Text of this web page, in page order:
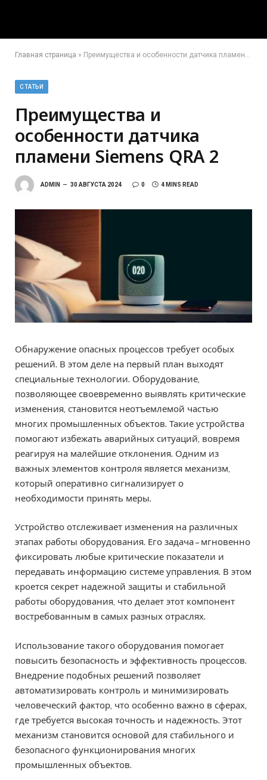
Главная страница » Преимущества и особенности датчика пламени Siemens QRA 2
СТАТЬИ
Преимущества и
особенности датчика
пламени Siemens QRA 2
ADMIN 30 АВГУСТА 2024 0 4 MINS READ
Обнаружение опасных процессов требует особых
решений. В этом деле на первый план выходят
специальные технологии. Оборудование,
позволяющее своевременно выявлять критические
изменения, становится неотъемлемой частью
многих промышленных объектов. Такие устройства
помогают избежать аварийных ситуаций, вовремя
реагируя на малейшие отклонения. Одним из
важных элементов контроля является механизм,
который оперативно сигнализирует о
необходимости принять меры.
Устройство отслеживает изменения на различных
этапах работы оборудования. Его задача – мгновенно
фиксировать любые критические показатели и
передавать информацию системе управления. В этом
кроется секрет надежной защиты и стабильной
работы оборудования, что делает этот компонент
востребованным в самых разных отраслях.
Использование такого оборудования помогает
повысить безопасность и эффективность процессов.
Внедрение подобных решений позволяет
автоматизировать контроль и минимизировать
человеческий фактор, что особенно важно в сферах,
где требуется высокая точность и надежность. Этот
механизм становится основой для стабильного и
безопасного функционирования многих
промышленных объектов.